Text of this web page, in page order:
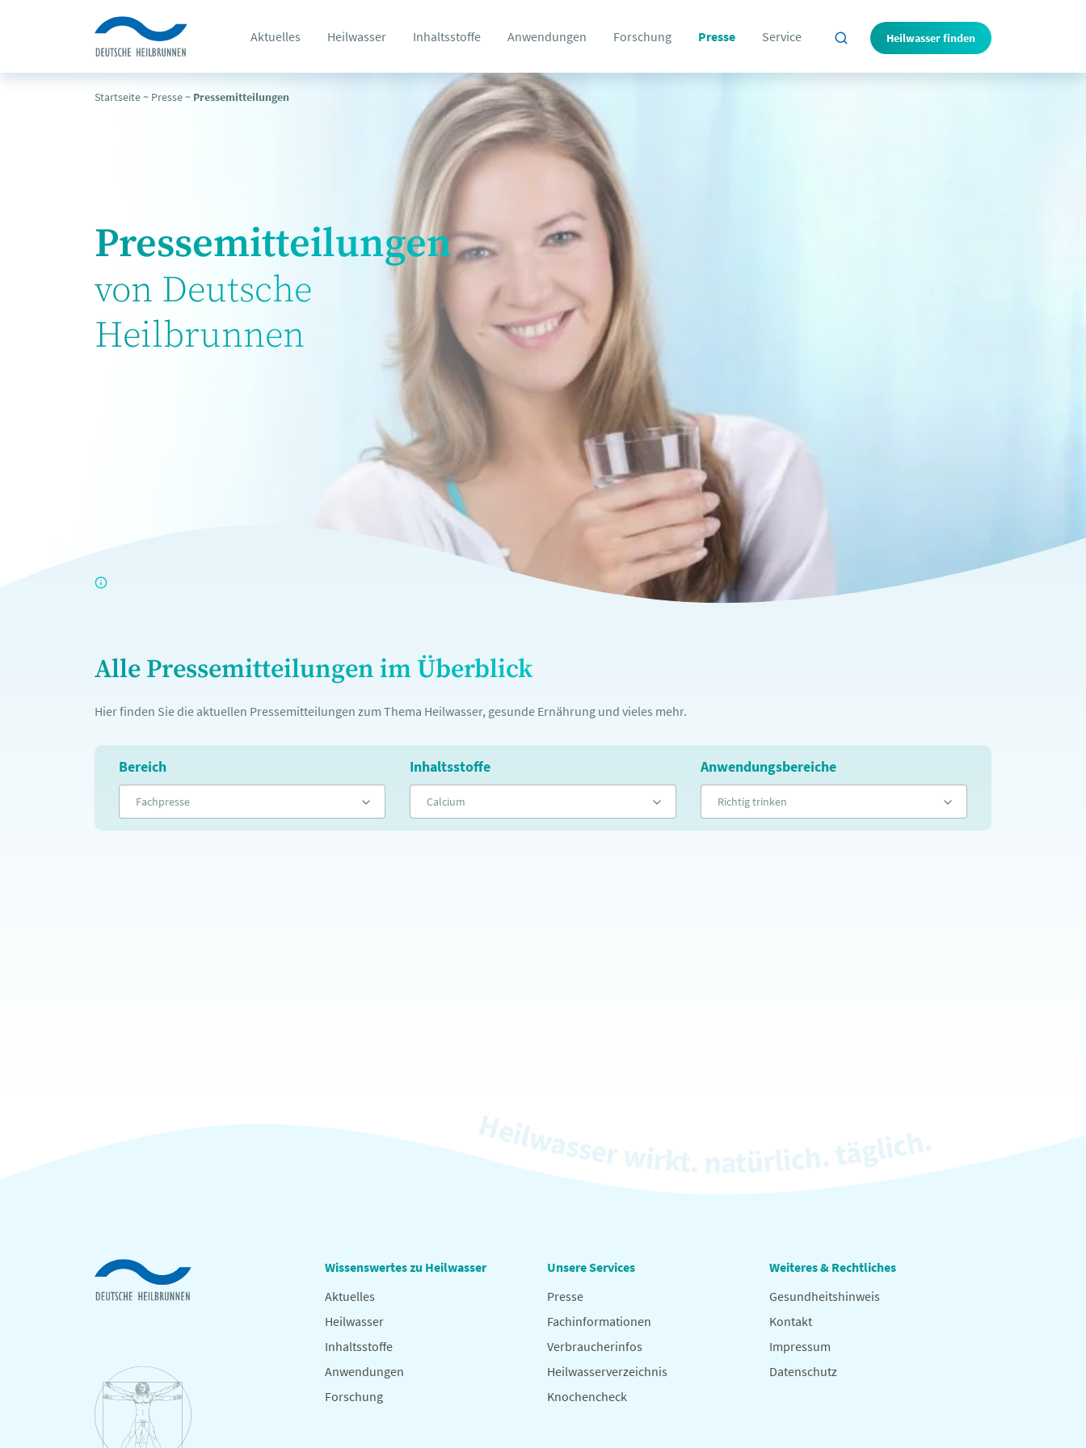
Aktuelles Heilwasser Inhaltsstoffe Anwendungen Forschung Presse Service Heilwasser finden
Startseite~ Presse~ Pressemitteilungen
Pressemitteilungen
von Deutsche
Heilbrunnen
Alle Pressemitteilungen im Überblick
Hier finden Sie die aktuellen Pressemitteilungen zum Thema Heilwasser, gesunde Ernährung und vieles mehr.
Bereich
Fachpresse
Inhaltsstoffe
Calcium
Anwendungsbereiche
Richtig trinken
Wissenswertes zu Heilwasser
Aktuelles
Heilwasser
Inhaltsstoffe
Anwendungen
Forschung
Unsere Services
Presse
Fachinformationen
Verbraucherinfos
Heilwasserverzeichnis
Knochencheck
Weiteres & Rechtliches
Gesundheitshinweis
Kontakt
Impressum
Datenschutz